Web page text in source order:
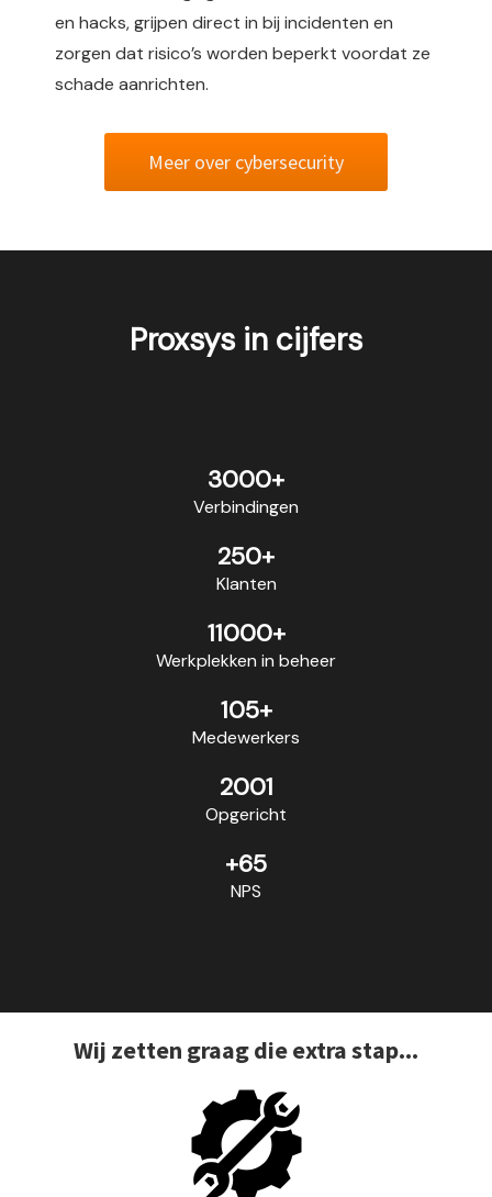
en hacks, grijpen direct in bij incidenten en
zorgen dat risico’s worden beperkt voordat ze
schade aanrichten.
Meer over cybersecurity
Proxsys in cijfers
3000+
Verbindingen
250+
Klanten
11000+
Werkplekken in beheer
105+
Medewerkers
2001
Opgericht
+65
NPS
Wij zetten graag die extra stap...